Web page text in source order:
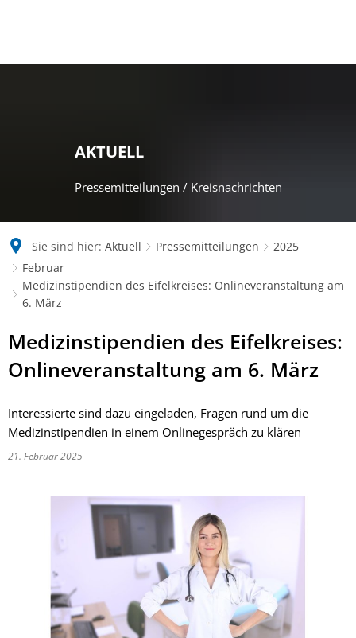
AKTUELL
Pressemitteilungen / Kreisnachrichten
Sie sind hier: Aktuell Pressemitteilungen
2025
Februar
Medizinstipendien des Eifelkreises: Onlineveranstaltung am
6. März
Medizinstipendien des Eifelkreises:
Onlineveranstaltung am 6. März
Interessierte sind dazu eingeladen, Fragen rund um die
Medizinstipendien in einem Onlinegespräch zu klären
21. Februar 2025